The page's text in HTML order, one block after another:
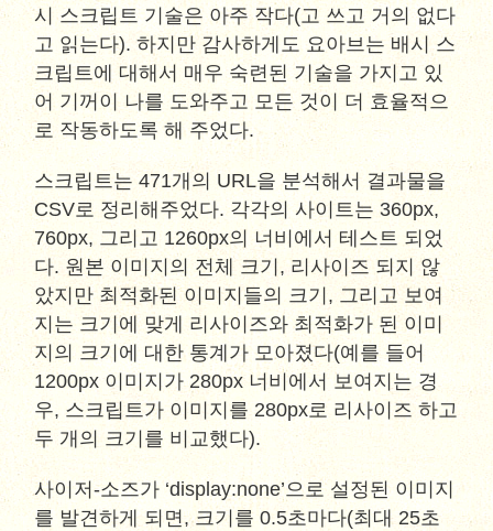
시 스크립트 기술은 아주 작다(고 쓰고 거의 없다
고 읽는다). 하지만 감사하게도 요아브는 배시 스
크립트에 대해서 매우 숙련된 기술을 가지고 있
어 기꺼이 나를 도와주고 모든 것이 더 효율적으
로 작동하도록 해 주었다.
스크립트는 471개의 URL을 분석해서 결과물을
CSV로 정리해주었다. 각각의 사이트는 360px,
760px, 그리고 1260px의 너비에서 테스트 되었
다. 원본 이미지의 전체 크기, 리사이즈 되지 않
았지만 최적화된 이미지들의 크기, 그리고 보여
지는 크기에 맞게 리사이즈와 최적화가 된 이미
지의 크기에 대한 통계가 모아졌다(예를 들어
1200px 이미지가 280px 너비에서 보여지는 경
우, 스크립트가 이미지를 280px로 리사이즈 하고
두 개의 크기를 비교했다).
사이저-소즈가 ‘display:none’으로 설정된 이미지
를 발견하게 되면, 크기를 0.5초마다(최대 25초